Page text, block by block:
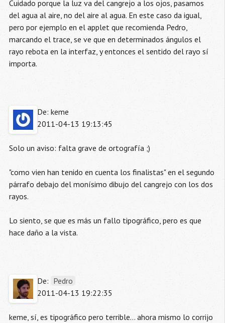
Cuidado porque la luz va del cangrejo a los ojos, pasamos
del agua al aire, no del aire al agua. En este caso da igual,
pero por ejemplo en el applet que recomienda Pedro,
marcando el trace, se ve que en determinados ángulos el
rayo rebota en la interfaz, y entonces el sentido del rayo sí
importa.
De: keme
2011-04-13 19:13:45
Solo un aviso: falta grave de ortografía ;)
"como vien han tenido en cuenta los finalistas" en el segundo
párrafo debajo del monísimo dibujo del cangrejo con los dos
rayos.
Lo siento, se que es más un fallo tipográfico, pero es que
hace daño a la vista.
De: Pedro
2011-04-13 19:22:35
keme, sí, es tipográfico pero terrible... ahora mismo lo corrijo